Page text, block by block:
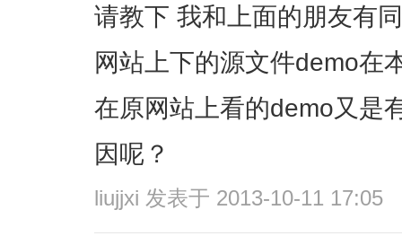
请教下 我和上面的朋友有
网站上下的源文件demo在
在原网站上看的demo又是
因呢？
liujjxi 发表于 2013-10-11 17:05